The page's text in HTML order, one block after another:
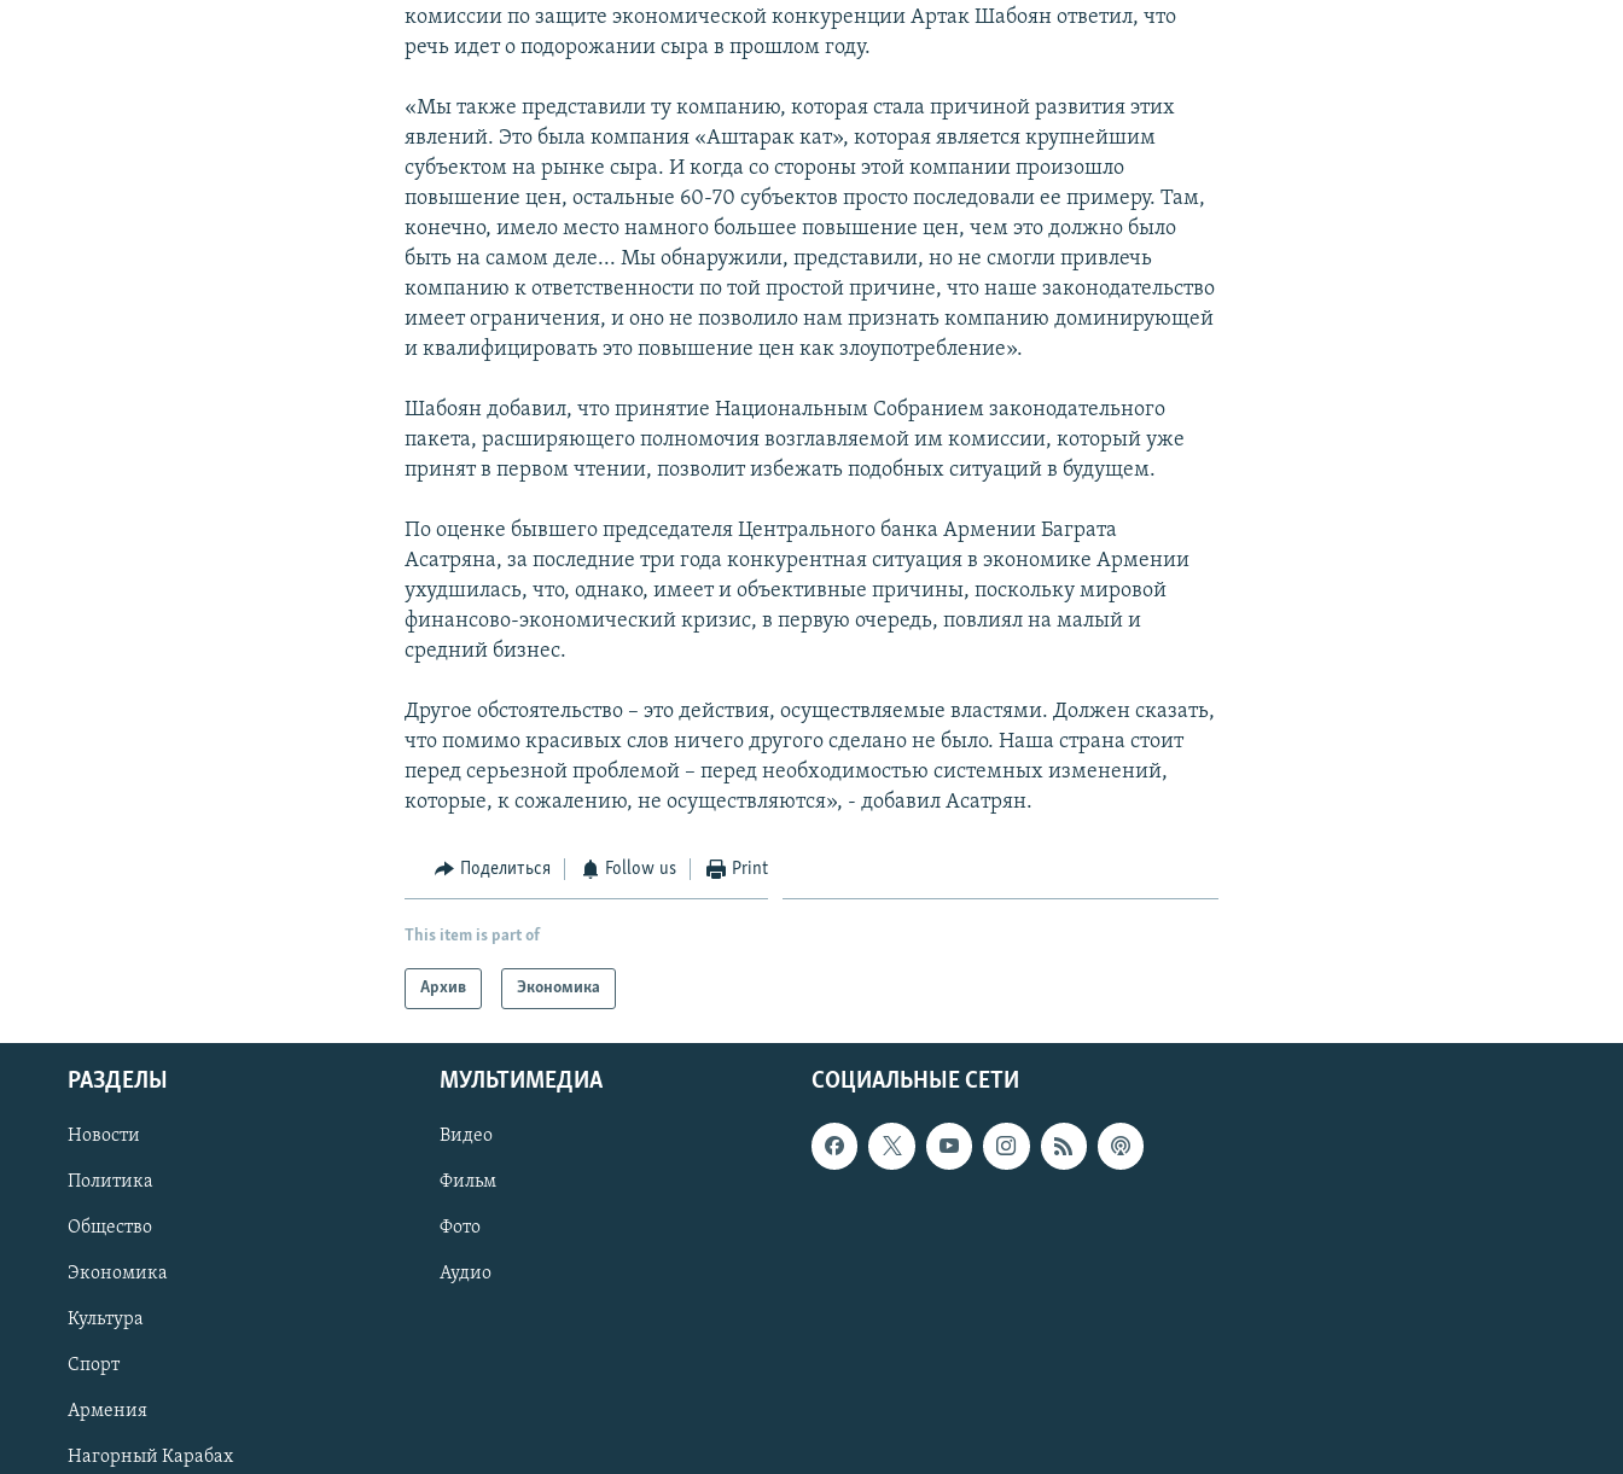
комиссии по защите экономической конкуренции Артак Шабоян ответил, что
речь идет о подорожании сыра в прошлом году.
«Мы также представили ту компанию, которая стала причиной развития этих
явлений. Это была компания «Аштарак кат», которая является крупнейшим
субъектом на рынке сыра. И когда со стороны этой компании произошло
повышение цен, остальные 60-70 субъектов просто последовали ее примеру. Там,
конечно, имело место намного большее повышение цен, чем это должно было
быть на самом деле... Мы обнаружили, представили, но не смогли привлечь
компанию к ответственности по той простой причине, что наше законодательство
имеет ограничения, и оно не позволило нам признать компанию доминирующей
и квалифицировать это повышение цен как злоупотребление».
Шабоян добавил, что принятие Национальным Собранием законодательного
пакета, расширяющего полномочия возглавляемой им комиссии, который уже
принят в первом чтении, позволит избежать подобных ситуаций в будущем.
По оценке бывшего председателя Центрального банка Армении Баграта
Асатряна, за последние три года конкурентная ситуация в экономике Армении
ухудшилась, что, однако, имеет и объективные причины, поскольку мировой
финансово-экономический кризис, в первую очередь, повлиял на малый и
средний бизнес.
Другое обстоятельство – это действия, осуществляемые властями. Должен сказать,
что помимо красивых слов ничего другого сделано не было. Наша страна стоит
перед серьезной проблемой – перед необходимостью системных изменений,
которые, к сожалению, не осуществляются», - добавил Асатрян.
Поделиться Follow us Print
This item is part of
Архив Экономика
СОЦИАЛЬНЫЕ СЕТИ
РАЗДЕЛЫ
Новости
Политика
Общество
Экономика
Культура
Спорт
Армения
Нагорный Карабах
МУЛЬТИМЕДИА
Видео
Фильм
Фото
Аудио